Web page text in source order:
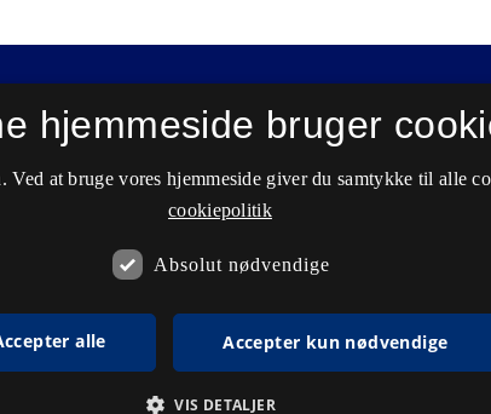
hjemmeside bruger
at bruge vores hjemmeside giver du samtykke til alle
cookiepolitik
Absolut nødvendige
alle Accepter kun nødvendige
VIS DETALJER